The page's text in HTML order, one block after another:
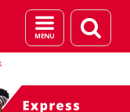
Menu
en